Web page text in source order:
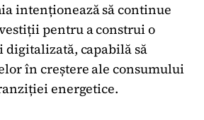
intenționează să continue
pentru a construi o
digitalizată, capabilă să
în creștere ale consumului
energetice.